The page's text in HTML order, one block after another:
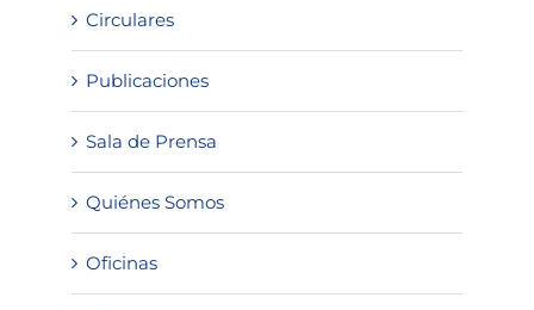
Circulares
Publicaciones
Sala de Prensa
Quiénes Somos
Oficinas